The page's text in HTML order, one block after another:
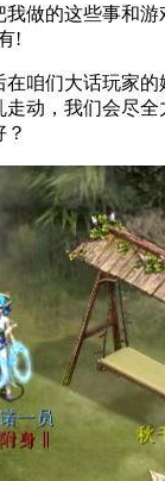
做的这些事和
!
咱们大话玩家
动，我们会尽